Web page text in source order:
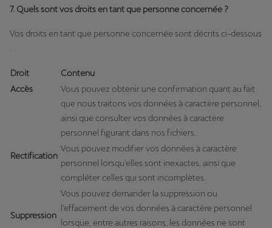
7. Quels sont vos droits en tant que personne concernée ?
Vos droits en tant que personne concernée sont décrits ci-dessous
:
Droit
Contenu
Accès
Vous pouvez obtenir une confirmation quant au fait
que nous traitons vos données à caractère personnel,
ainsi que consulter vos données à caractère
personnel figurant dans nos fichiers.
Rectification
Vous pouvez modifier vos données à caractère
personnel lorsqu'elles sont inexactes, ainsi que
compléter celles qui sont incomplètes.
Suppression
Vous pouvez demander la suppression ou
l'effacement de vos données à caractère personnel
lorsque, entre autres raisons, les données ne sont